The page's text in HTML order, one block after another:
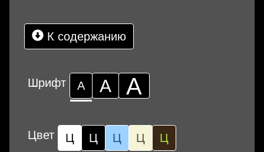
К содержанию
Шрифт А А А
Цвет Ц Ц Ц Ц Ц